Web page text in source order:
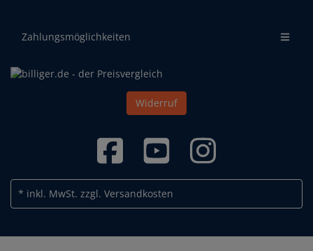
Zahlungsmöglichkeiten
Widerruf
* inkl. MwSt. zzgl. Versandkosten